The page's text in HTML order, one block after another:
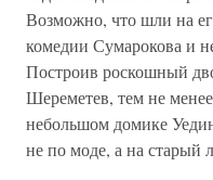
Возможно, что шли на
комедии Сумарокова и
Построив роскошный
Шереметев, тем не
небольшом домике
не по моде, а на старый